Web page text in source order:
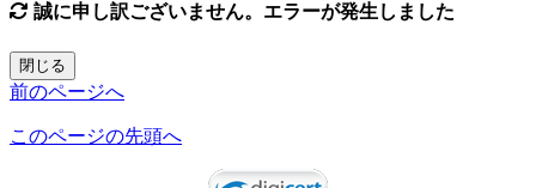
誠に申し訳ございません。エラーが発生しました
閉じる
前のページへ
このページの先頭へ